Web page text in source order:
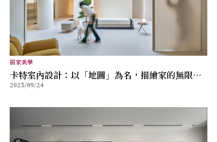
居家美學
卡特室內設計：以「地圖」為名，描繪家的無限可
能
2025/09/24